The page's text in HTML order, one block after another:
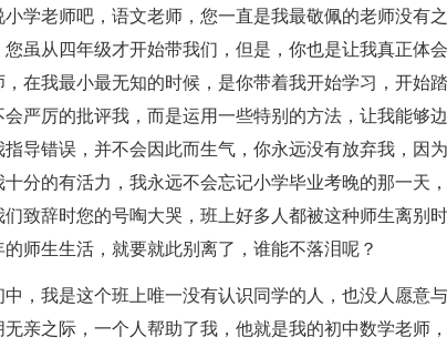
小学老师吧，语文老师，您一直是我最敬佩的老师没有
您虽从四年级才开始带我们，但是，你也是让我真正体
，在我最小最无知的时候，是你带着我开始学习，开始
会严厉的批评我，而是运用一些特别的方法，让我能够
指导错误，并不会因此而生气，你永远没有放弃我，因
十分的有活力，我永远不会忘记小学毕业考晚的那一天
们致辞时您的号啕大哭，班上好多人都被这种师生离别
的师生生活，就要就此别离了，谁能不落泪呢？
中，我是这个班上唯一没有认识同学的人，也没人愿意
无亲之际，一个人帮助了我，他就是我的初中数学老师